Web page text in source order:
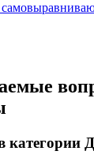
категории